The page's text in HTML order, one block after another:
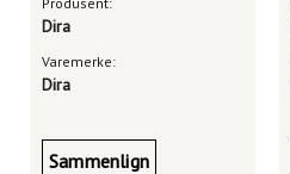
Dira
Varemerke:
Dira
Sammenlign